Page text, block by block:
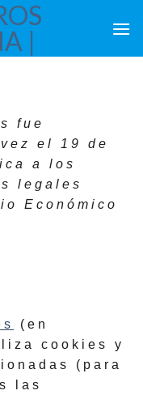
fue
el 19 de
a los
legales
Económico
(en
cookies y
(para
las